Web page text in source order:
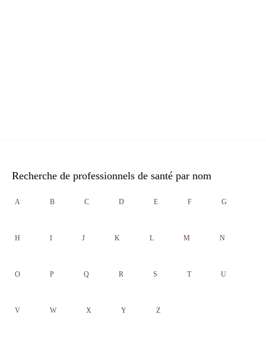
Recherche de professionnels de santé par nom
A B C D E F G
H I J K L M N
O P Q R S T U
V W X Y Z